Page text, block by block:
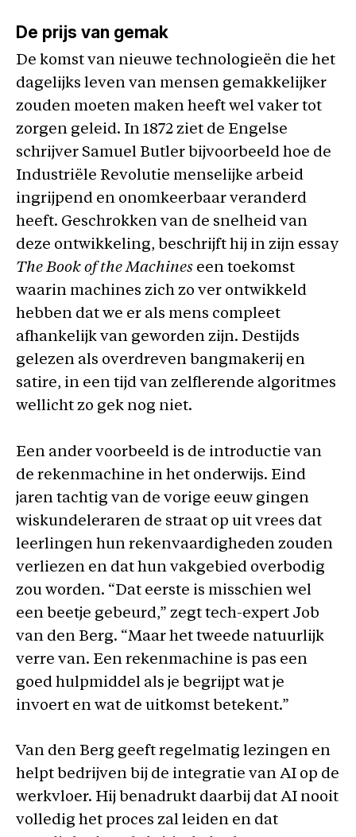
De prijs van gemak
De komst van nieuwe technologieën die het
dagelijks leven van mensen gemakkelijker
zouden moeten maken heeft wel vaker tot
zorgen geleid. In 1872 ziet de Engelse
schrijver Samuel Butler bijvoorbeeld hoe de
Industriële Revolutie menselijke arbeid
ingrijpend en onomkeerbaar veranderd
heeft. Geschrokken van de snelheid van
deze ontwikkeling, beschrijft hij in zijn essay
The Book of the Machines een toekomst
waarin machines zich zo ver ontwikkeld
hebben dat we er als mens compleet
afhankelijk van geworden zijn. Destijds
gelezen als overdreven bangmakerij en
satire, in een tijd van zelflerende algoritmes
wellicht zo gek nog niet.
Een ander voorbeeld is de introductie van
de rekenmachine in het onderwijs. Eind
jaren tachtig van de vorige eeuw gingen
wiskundeleraren de straat op uit vrees dat
leerlingen hun rekenvaardigheden zouden
verliezen en dat hun vakgebied overbodig
zou worden. “Dat eerste is misschien wel
een beetje gebeurd,” zegt tech-expert Job
van den Berg. “Maar het tweede natuurlijk
verre van. Een rekenmachine is pas een
goed hulpmiddel als je begrijpt wat je
invoert en wat de uitkomst betekent.”
Van den Berg geeft regelmatig lezingen en
helpt bedrijven bij de integratie van AI op de
werkvloer. Hij benadrukt daarbij dat AI nooit
volledig het proces zal leiden en dat